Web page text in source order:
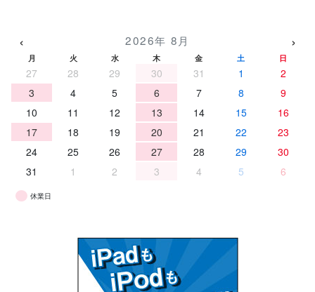
‹ 2026年 8月 ›
月 火 水 木 金 土 日
27 28 29 30 31 1
2
3
4 5 6 7 8
9
10
11 12 13 14 15
16
17
18 19 20 21 22
23
24
25 26 27 28 29
30
31
1 2 3 4 5 6
休業日